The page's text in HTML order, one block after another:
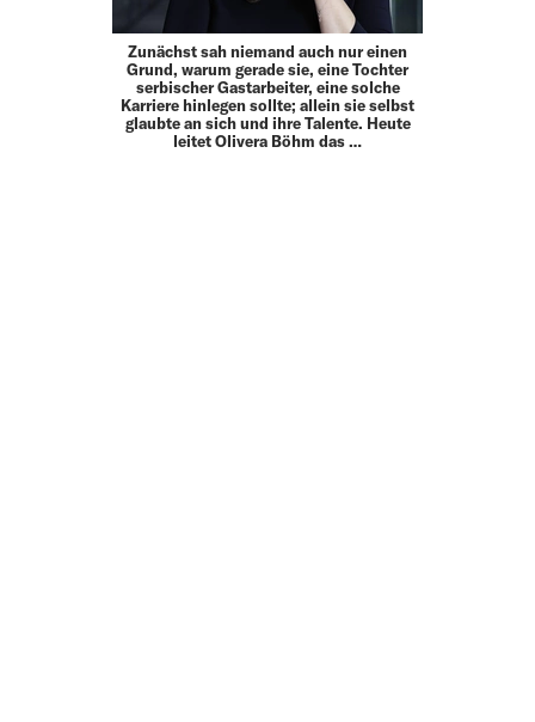
Zunächst sah niemand auch nur einen
Grund, warum gerade sie, eine Tochter
serbischer Gastarbeiter, eine solche
Karriere hinlegen sollte; allein sie selbst
glaubte an sich und ihre Talente. Heute
leitet Olivera Böhm das …